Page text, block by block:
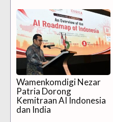
Wamenkomdigi Nezar
Patria Dorong
Kemitraan AI Indonesia
dan India